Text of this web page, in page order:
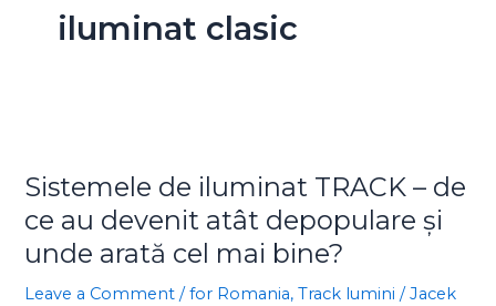
iluminat clasic
Sistemele de iluminat TRACK – de
ce au devenit atât depopulare și
unde arată cel mai bine?
Leave a Comment /for Romania,Track lumini /Jacek
iluminat
TRACK
de
ce